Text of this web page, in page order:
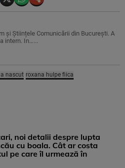
și Științele Comunicării din București. A
intern. In…...
nascut roxana hulpe fiica
noi detalii despre lupta
cu boala. Cât ar costa
pe care îl urmează în